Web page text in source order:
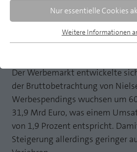
MP auf Mastodon
MP auf LinkedIn
Newsletter
Wachstum
Entwicklungen auf Basis
Der Werbemarkt entwickelte
der Bruttobetrachtung von
Werbespendings wuchsen um
31,9 Mrd Euro, was einem
von 1,9 Prozent entspricht.
Steigerung allerdings geringer
Nur essentielle Cookies
Essentielle Cookies werden für
Webseite einwandfrei funktioniert.
Name
Anbieter
Cookie-Informationen
Statistik und Performance mit
CROSS-DEVICE ANALYTICS LÖSUNG
Weitere Informationen